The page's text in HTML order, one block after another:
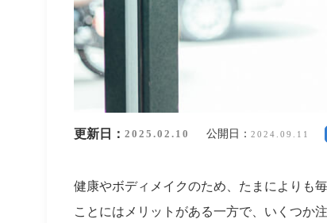
更新日：2025.02.10 公開日：2024.09.11
健康やボディメイクのため、たまによりも
ことにはメリットがある一方で、いくつか